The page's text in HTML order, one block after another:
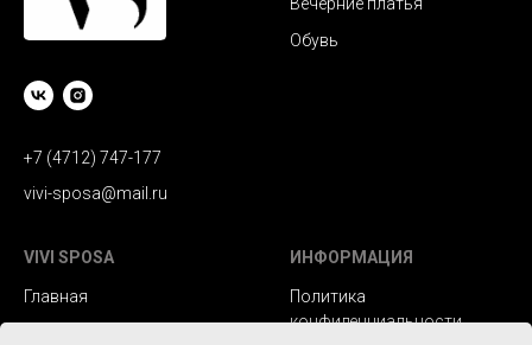
+7 (4712) 747-177
vivi-sposa@mail.ru
Обувь
VIVI SPOSA
Главная
ИНФОРМАЦИЯ
Политика
конфиденциальности